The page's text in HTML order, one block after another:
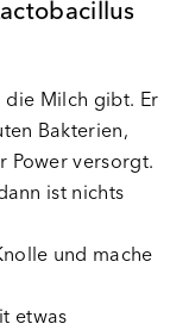
die Milch gibt. Er
Bakterien,
Power versorgt.
ist nichts
und mache
etwas